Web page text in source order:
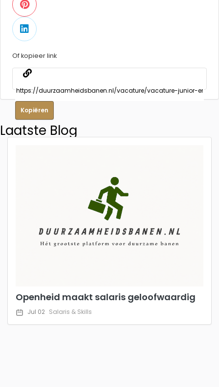
Of kopieer link
Kopiëren
Laatste Blog
Openheid maakt salaris geloofwaardig
Jul 02 Salaris & Skills